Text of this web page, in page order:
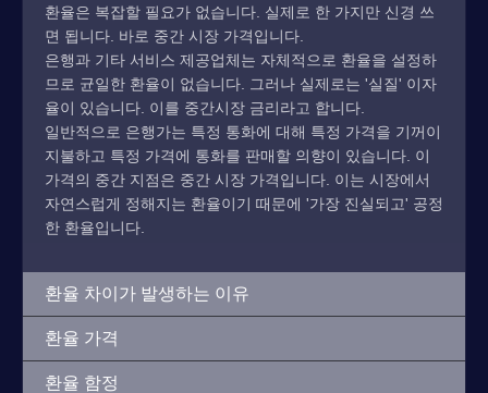
환율은 복잡할 필요가 없습니다. 실제로 한 가지만 신경 쓰
면 됩니다. 바로 중간 시장 가격입니다.
은행과 기타 서비스 제공업체는 자체적으로 환율을 설정하
므로 균일한 환율이 없습니다. 그러나 실제로는 '실질' 이자
율이 있습니다. 이를 중간시장 금리라고 합니다.
일반적으로 은행가는 특정 통화에 대해 특정 가격을 기꺼이
지불하고 특정 가격에 통화를 판매할 의향이 있습니다. 이
가격의 중간 지점은 중간 시장 가격입니다. 이는 시장에서
자연스럽게 정해지는 환율이기 때문에 '가장 진실되고' 공정
한 환율입니다.
환율 차이가 발생하는 이유
환율 가격
환율 함정